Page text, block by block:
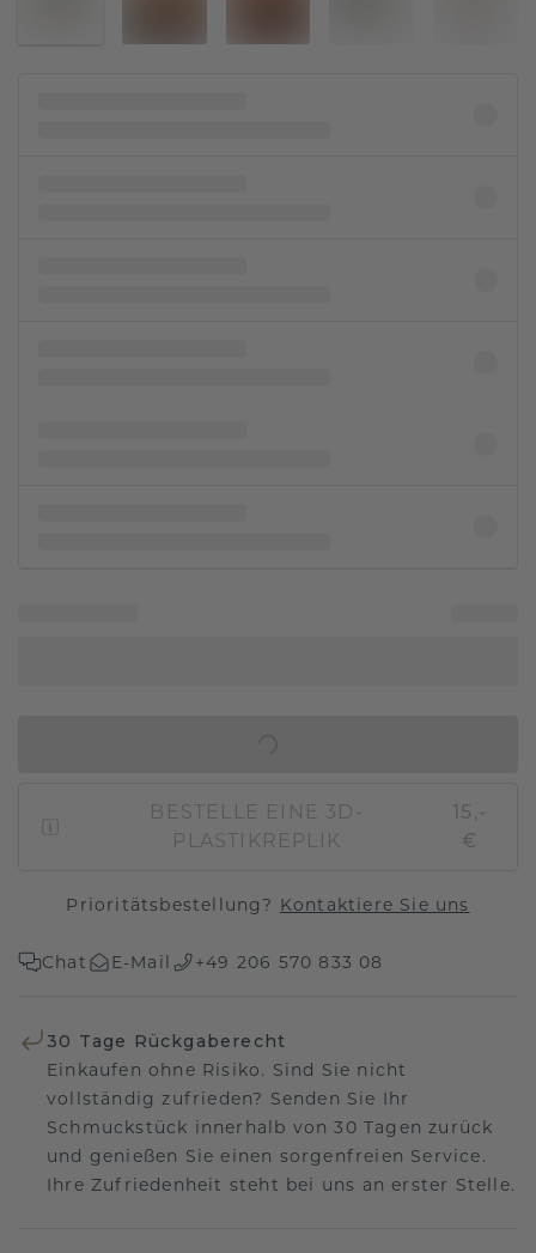
BESTELLE EINE 3D-
PLASTIKREPLIK
15,-
€
Prioritätsbestellung? Kontaktiere Sie uns
Chat E-Mail +49 206 570 833 08
30 Tage Rückgaberecht
Einkaufen ohne Risiko. Sind Sie nicht
vollständig zufrieden? Senden Sie Ihr
Schmuckstück innerhalb von 30 Tagen zurück
und genießen Sie einen sorgenfreien Service.
Ihre Zufriedenheit steht bei uns an erster Stelle.